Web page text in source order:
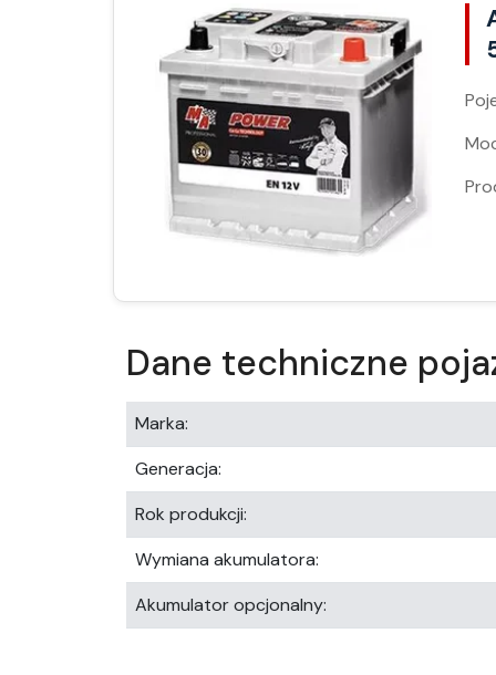
Dane techniczne
Marka:
Generacja:
Rok produkcji:
Wymiana akumulatora:
Akumulator opcjonalny: